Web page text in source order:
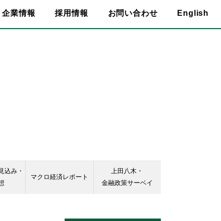
企業情報 採用情報 お問い合わせ English
込み・
マクロ経済レポート
上田八木・
金融政策サーベイ